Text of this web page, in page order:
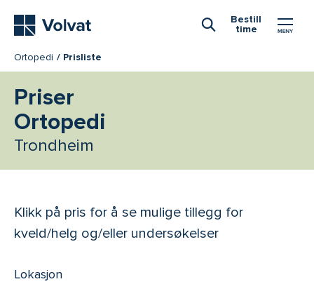
Bestill
time
Ortopedi Prisliste
Priser
Ortopedi
Trondheim
Klikk på pris for å se mulige tillegg for
kveld/helg og/eller undersøkelser
Lokasjon